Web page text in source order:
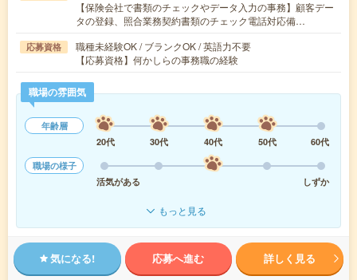
【保険会社で書類のチェックやデータ入力の事務】顧客デー
タの登録、照合業務契約書類のチェック電話対応備…
応募資格
職種未経験OK / ブランクOK / 英語力不要
【応募資格】何かしらの事務職の経験
職場の雰囲気
年齢層
20代
30代 40代 50代
60代
職場の様子
活気がある
しずか
もっと見る
気になる! 応募へ進む 詳しく見る